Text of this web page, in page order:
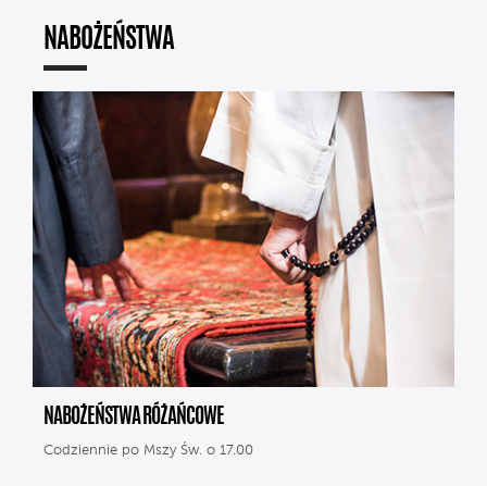
NABOŻEŃSTWA
NABOŻEŃSTWA RÓŻAŃCOWE
Codziennie po Mszy Św. o 17.00